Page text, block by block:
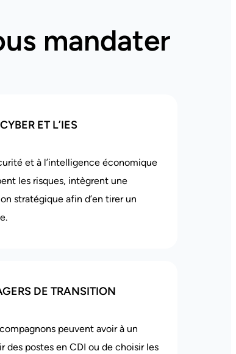
mandater
ET L’IES
et à l’intelligence économique
les risques, intègrent une
stratégique afin d’en tirer un
DE TRANSITION
peuvent avoir à un
des postes en CDI ou de choisir les